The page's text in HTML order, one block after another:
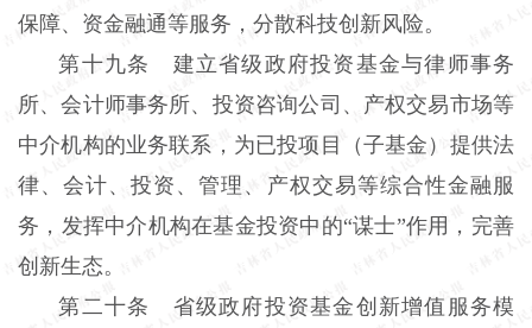
保障、资金融通等服务，分散科技创新风险。
第十九条 建立省级政府投资基金与律师事务
所、会计师事务所、投资咨询公司、产权交易市场等
中介机构的业务联系，为已投项目（子基金）提供法
律、会计、投资、管理、产权交易等综合性金融服
务，发挥中介机构在基金投资中的“谋士”作用，完善
创新生态。
第二十条 省级政府投资基金创新增值服务模